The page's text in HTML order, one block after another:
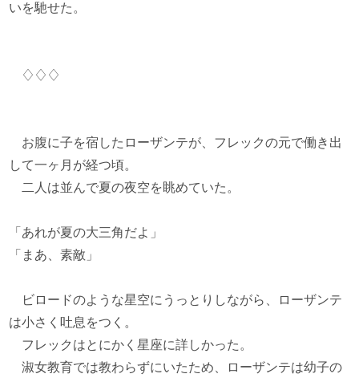
いを馳せた。
♢♢♢
お腹に子を宿したローザンテが、フレックの元で働き出
して一ヶ月が経つ頃。
二人は並んで夏の夜空を眺めていた。
「あれが夏の大三角だよ」
「まあ、素敵」
ビロードのような星空にうっとりしながら、ローザンテ
は小さく吐息をつく。
フレックはとにかく星座に詳しかった。
淑女教育では教わらずにいたため、ローザンテは幼子の